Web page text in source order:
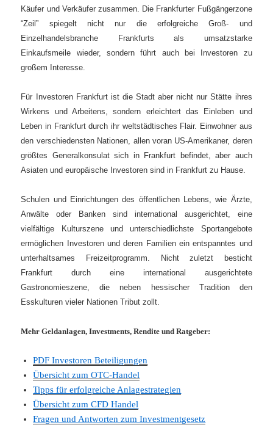
Käufer und Verkäufer zusammen. Die Frankfurter Fußgängerzone
“Zeil” spiegelt nicht nur die erfolgreiche Groß- und
Einzelhandelsbranche Frankfurts als umsatzstarke
Einkaufsmeile wieder, sondern führt auch bei Investoren zu
großem Interesse.
Für Investoren Frankfurt ist die Stadt aber nicht nur Stätte ihres
Wirkens und Arbeitens, sondern erleichtert das Einleben und
Leben in Frankfurt durch ihr weltstädtisches Flair. Einwohner aus
den verschiedensten Nationen, allen voran US-Amerikaner, deren
größtes Generalkonsulat sich in Frankfurt befindet, aber auch
Asiaten und europäische Investoren sind in Frankfurt zu Hause.
Schulen und Einrichtungen des öffentlichen Lebens, wie Ärzte,
Anwälte oder Banken sind international ausgerichtet, eine
vielfältige Kulturszene und unterschiedlichste Sportangebote
ermöglichen Investoren und deren Familien ein entspanntes und
unterhaltsames Freizeitprogramm. Nicht zuletzt besticht
Frankfurt durch eine international ausgerichtete
Gastronomieszene, die neben hessischer Tradition den
Esskulturen vieler Nationen Tribut zollt.
Mehr Geldanlagen, Investments, Rendite und Ratgeber:
PDF Investoren Beteiligungen
Übersicht zum OTC-Handel
Tipps für erfolgreiche Anlagestrategien
Übersicht zum CFD Handel
Fragen und Antworten zum Investmentgesetz